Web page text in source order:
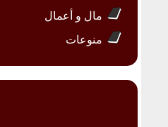
مال و أعمال
منوعات